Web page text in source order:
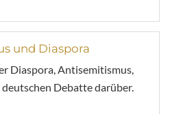
und Diaspora
Diaspora, Antisemitismus,
Debatte darüber.